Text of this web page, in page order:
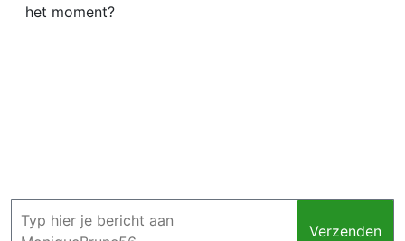
het moment?
Verzenden